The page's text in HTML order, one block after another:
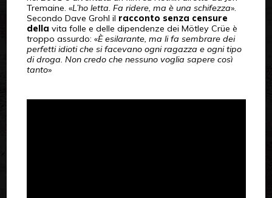
Tremaine. «L’ho letta. Fa ridere, ma è una schifezza».
Secondo Dave Grohl il racconto senza censure
della vita folle e delle dipendenze dei Mötley Crüe è
troppo assurdo: «È esilarante, ma li fa sembrare dei
perfetti idioti che si facevano ogni ragazza e ogni tipo
di droga. Non credo che nessuno voglia sapere così
tanto»